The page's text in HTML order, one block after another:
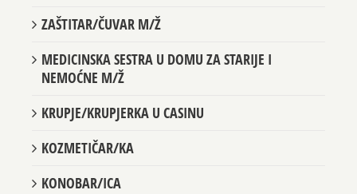
ZAŠTITAR/ČUVAR M/Ž
MEDICINSKA SESTRA U DOMU ZA STARIJE I
NEMOĆNE M/Ž
KRUPJE/KRUPJERKA U CASINU
KOZMETIČAR/KA
KONOBAR/ICA